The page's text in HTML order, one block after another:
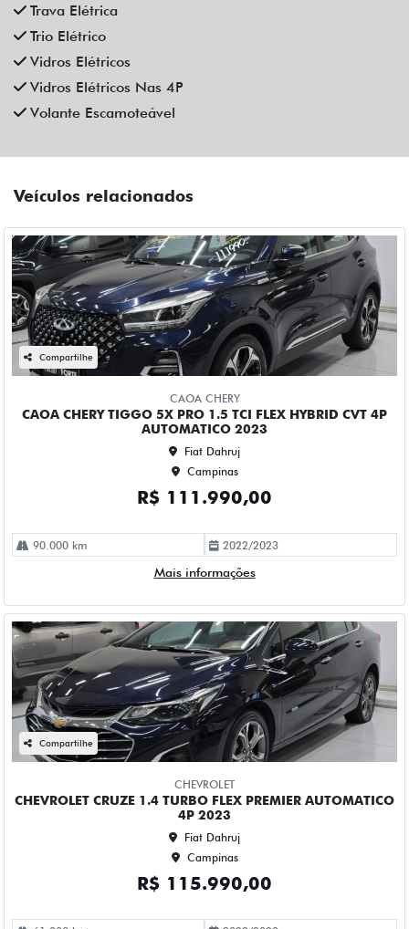
90.000 km
Mais informações
Compartilhe
CHEVROLET
CHEVROLET CRUZE 1.4 TURBO FLEX PREMIER AUTOMATICO
4P 2023
Fiat Dahruj
Campinas
R$ 115.990,00
2022/2023
Mais informações
Compartilhe
CHEVROLET
CHEVROLET MONTANA 1.2 TURBO FLEX PREMIER
AUTOMATICO 4P 2023
Fiat Dahruj
Campinas
R$ 109.990,00
2023/2023
Mais informações